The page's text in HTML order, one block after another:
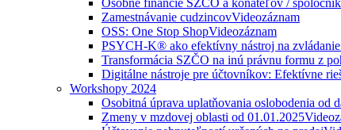
Zamestnávanie cudzincovVideozáznam
OSS: One Stop ShopVideozáznam
PSYCH-K® ako efektívny nástroj na
Transformácia SZČO na inú právnu formu z
Digitálne nástroje pre účtovníkov: Efektívne
Workshopy 2024
Osobitná úprava uplatňovania oslobodenia od
Zmeny v mzdovej oblasti od 01.01.2025